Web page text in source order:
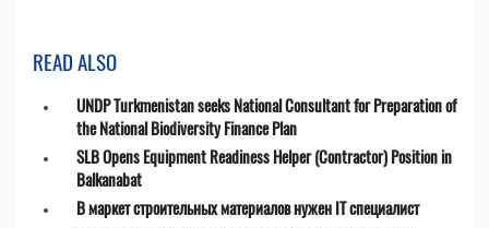
READ ALSO
UNDP Turkmenistan seeks National Consultant for Preparation of
the National Biodiversity Finance Plan
SLB Opens Equipment Readiness Helper (Contractor) Position in
Balkanabat
В маркет строительных материалов нужен IT специалист